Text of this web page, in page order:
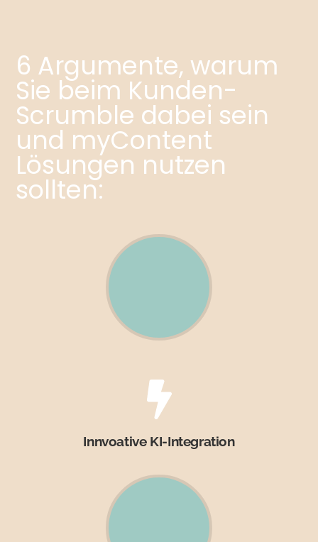
6 Argumente, warum
Sie beim Kunden-
Scrumble dabei sein
und myContent
Lösungen nutzen
sollten:
Innvoative KI-Integration